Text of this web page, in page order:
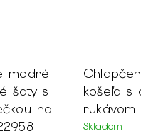
Chlapčenská biela
košeľa s dlhým
rukávom 19713
Skladom